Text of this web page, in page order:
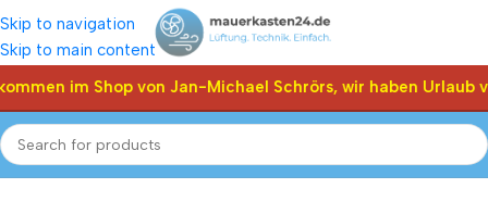
Skip to navigation
Skip to main content
im Shop von Jan-Michael Schrörs, wir haben Urlaub
Stellmotor Joventa Joventa Valve Mischer Stellantriebe